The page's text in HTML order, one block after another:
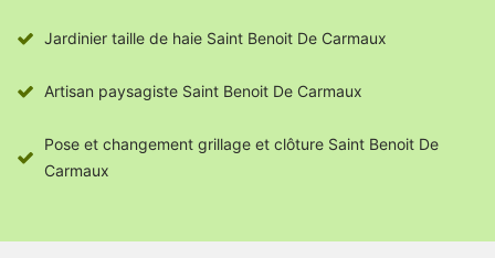
Jardinier taille de haie Saint Benoit De Carmaux
Artisan paysagiste Saint Benoit De Carmaux
Pose et changement grillage et clôture Saint Benoit De
Carmaux